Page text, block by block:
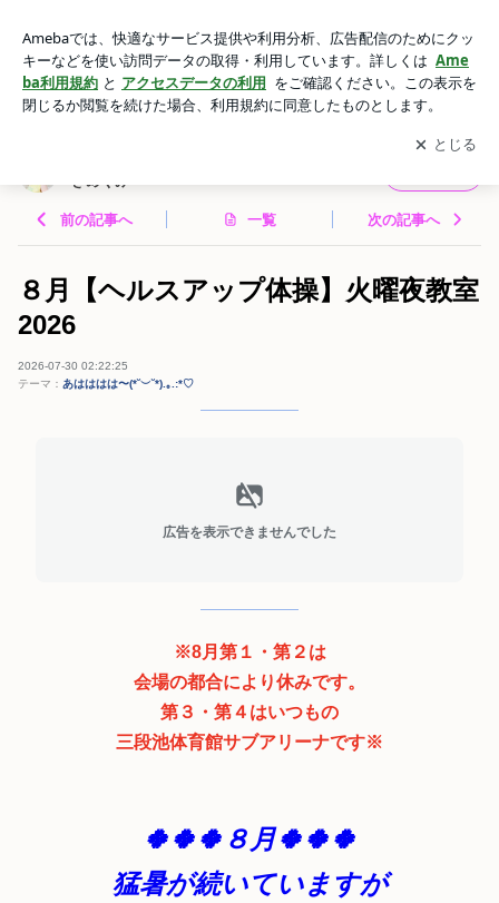
も“毎日笑顔”になろう！はるきめぐみ
アプリをダウンロードして ブログの更新通知
を受け取りまし
ょう。
開く
きめぐみ
前の記事へ 一覧 次の記事へ
８月【ヘルスアップ体操】火曜夜教室
2026
2026-07-30 02:22:25
テーマ： あはははは〜(*˘︶˘*).｡.:*♡
広告を表示できませんでした
※8月第１・第２は
会場の都合により休みです。
第３・第４はいつもの
三段池体育館サブアリーナです※
🍀🍀🍀８月🍀🍀🍀
猛暑が続いていますが